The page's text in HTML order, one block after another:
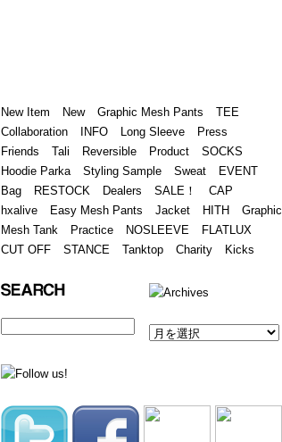
New Item New Graphic Mesh Pants
TEE
Collaboration
INFO Long Sleeve
Press
Friends
Tali Reversible Product
SOCKS
Hoodie Parka
Styling Sample Sweat
EVENT
Bag
RESTOCK Dealers SALE！
CAP
hxalive
Easy Mesh Pants Jacket HITH
Graphic
Mesh Tank
Practice NOSLEEVE
FLATLUX
CUT OFF
STANCE Tanktop Charity Kicks